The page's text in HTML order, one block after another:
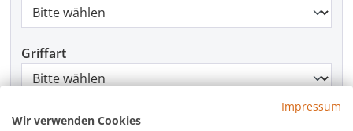
Griffart
Beschlagfarbe
Impressum
Wir verwenden Cookies